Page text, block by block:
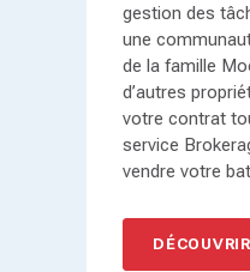
gestion des
une
de la famille
d’autres
votre contrat
service
vendre votre